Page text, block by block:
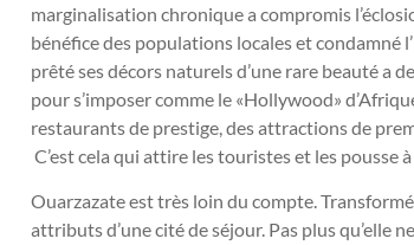
marginalisation chronique a compromis
bénéfice des populations locales et condamné
prêté ses décors naturels d’une rare beauté a
pour s’imposer comme le «Hollywood»
restaurants de prestige, des attractions de
C’est cela qui attire les touristes et les pousse
Ouarzazate est très loin du compte.
attributs d’une cité de séjour. Pas plus qu’elle